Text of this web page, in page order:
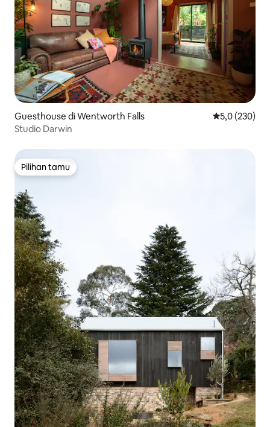
Guesthouse di Wentworth Falls Nilai rata-rata
5,0 (230)
Studio Darwin
Pilihan tamu
Pilihan tamu